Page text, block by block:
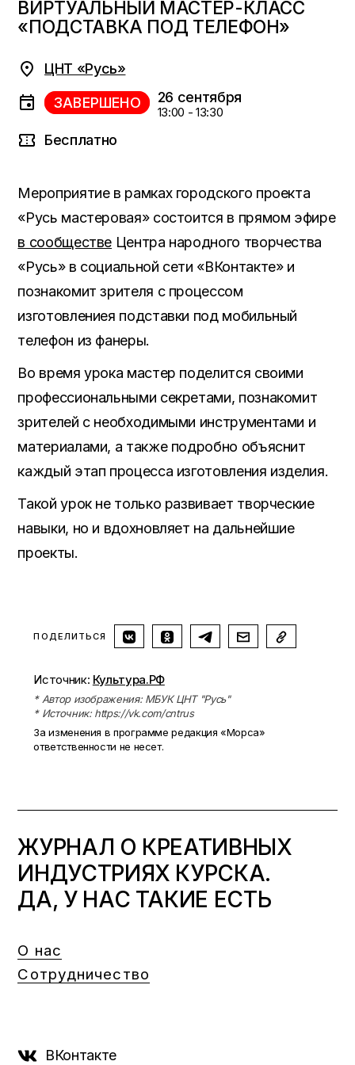
ВИРТУАЛЬНЫЙ МАСТЕР-КЛАСС
«ПОДСТАВКА ПОД ТЕЛЕФОН»
ЦНТ «Русь»
ЗАВЕРШЕНО 26 сентября
13:00 - 13:30
Бесплатно
Мероприятие в рамках городского проекта
«Русь мастеровая» состоится в прямом эфире
в сообществе Центра народного творчества
«Русь» в социальной сети «ВКонтакте» и
познакомит зрителя с процессом
изготовлениея подставки под мобильный
телефон из фанеры.
Во время урока мастер поделится своими
профессиональными секретами, познакомит
зрителей с необходимыми инструментами и
материалами, а также подробно объяснит
каждый этап процесса изготовления изделия.
Такой урок не только развивает творческие
навыки, но и вдохновляет на дальнейшие
проекты.
ПОДЕЛИТЬСЯ
Источник: Культура.РФ
* Автор изображения: МБУК ЦНТ "Русь"
* Источник: https://vk.com/cntrus
За изменения в программе редакция «Морса»
ответственности не несет.
ЖУРНАЛ О КРЕАТИВНЫХ
ИНДУСТРИЯХ КУРСКА.
ДА, У НАС ТАКИЕ ЕСТЬ
О нас
Сотрудничество
ВКонтакте